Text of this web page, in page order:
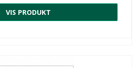
VIS PRODUKT